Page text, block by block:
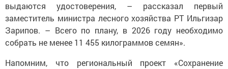
выдаются удостоверения, – рассказал первый
заместитель министра лесного хозяйства РТ Ильгизар
Зарипов. – Всего по плану, в 2026 году необходимо
собрать не менее 11 455 килограммов семян».
Напомним, что региональный проект «Сохранение